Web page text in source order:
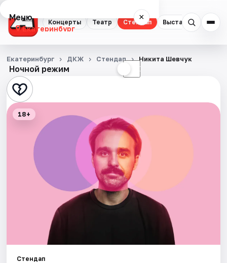
Концерты Театр Стендап Выставки
Меню ×
Екатеринбург
Концерты
Театр
Стендап
Выставки
Квесты
Экскурсии
Ночной режим ☾
Екатеринбург ДКЖ Стендап Никита Шевчук
18+
Стендап